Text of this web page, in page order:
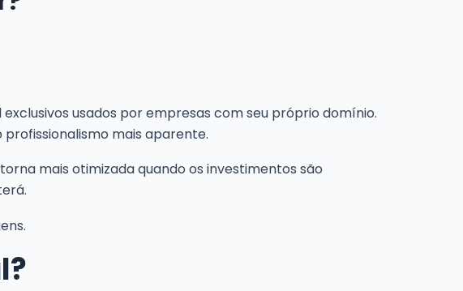
usados por empresas com seu próprio domínio.
mais aparente.
mais otimizada quando os investimentos são